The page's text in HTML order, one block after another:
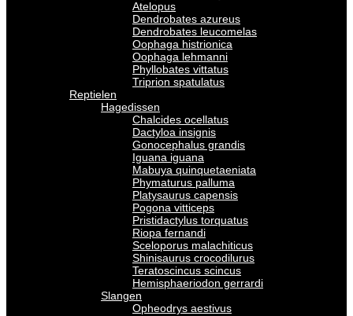
Atelopus
Dendrobates azureus
Dendrobates leucomelas
Oophaga histrionica
Oophaga lehmanni
Phyllobates vittatus
Triprion spatulatus
Reptielen
Hagedissen
Chalcides ocellatus
Dactyloa insignis
Gonocephalus grandis
Iguana iguana
Mabuya quinquetaeniata
Phymaturus palluma
Platysaurus capensis
Pogona vitticeps
Pristidactylus torquatus
Riopa fernandi
Sceloporus malachiticus
Shinisaurus crocodilurus
Teratoscincus scincus
Hemisphaeriodon gerrardi
Slangen
Opheodrys aestivus